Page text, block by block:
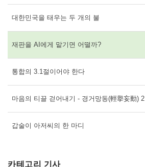
대한민국을 태우는 두 개의 불
재판을 AI에게 맡기면 어떨까?
통합의 3.1절이어야 한다
마음의 티끌 걷어내기 - 경거망동(輕擧妄動) 2
갑술이 아저씨의 한 마디
카테고리 기사